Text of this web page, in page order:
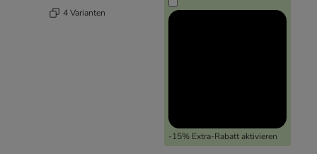
4 Varianten
-15% Extra-Rabatt aktivieren